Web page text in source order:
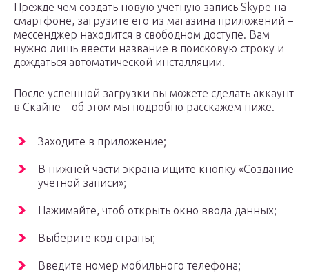
Прежде чем создать новую учетную запись Skype на
смартфоне, загрузите его из магазина приложений –
мессенджер находится в свободном доступе. Вам
нужно лишь ввести название в поисковую строку и
дождаться автоматической инсталляции.
После успешной загрузки вы можете сделать аккаунт
в Скайпе – об этом мы подробно расскажем ниже.
Заходите в приложение;
В нижней части экрана ищите кнопку «Создание
учетной записи»;
Нажимайте, чтоб открыть окно ввода данных;
Выберите код страны;
Введите номер мобильного телефона;